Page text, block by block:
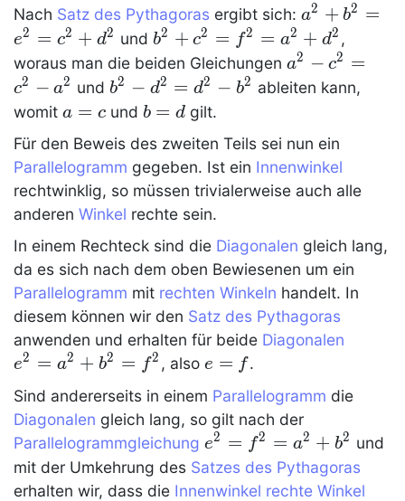
Nach Satz des Pythagoras ergibt sich: a2 + b2 =
e2 = c2 + d2 und b^2+c^2=f^2=a^2+d^2
b2 + c2 = f2 = a2 + d2 ,
woraus man die beiden Gleichungen a^2-
c^2=c^2-
a2 − c2 =
c2 − a2 undb^2-
d^2=d^2-
b^2
b2 − d2 = d2 − b2 ableiten kann,
womit a=c
a = cund b=d
b = d gilt.
Für den Beweis des zweiten Teils sei nun ein
Parallelogramm gegeben. Ist ein Innenwinkel
rechtwinklig, so müssen trivialerweise auch alle
anderen Winkel rechte sein.
In einem Rechteck sind die Diagonalen gleich lang,
da es sich nach dem oben Bewiesenen um ein
Parallelogramm mit rechten Winkeln handelt. In
diesem können wir den Satz des Pythagoras
anwenden und erhalten für beide Diagonalen
e2 = a2 + b2 = f2 , also e=f
e = f.
Sind andererseits in einem Parallelogramm die
Diagonalen gleich lang, so gilt nach der
Parallelogrammgleichung e^2=f^2=a^2+b^2
e2 = f2 = a2 + b2 und
mit der Umkehrung des Satzes des Pythagoras
erhalten wir, dass die Innenwinkel rechte Winkel